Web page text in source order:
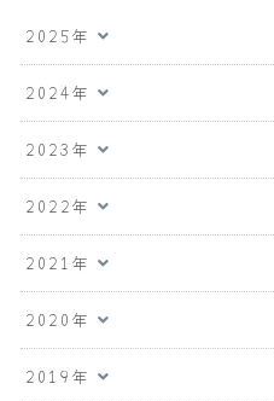
2025年
2024年
2023年
2022年
2021年
2020年
2019年